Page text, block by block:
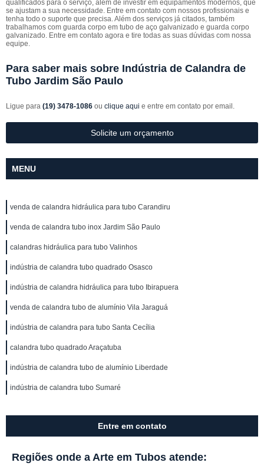
qualificados para o serviço, além de investir em equipamentos modernos, que
se ajustam a sua necessidade. Entre em contato com nossos profissionais e
tenha todo o suporte que precisa. Além dos serviços já citados, também
trabalhamos com guarda corpo em tubo de aço galvanizado e guarda corpo
galvanizado. Entre em contato agora e tire todas as suas dúvidas com nossa
equipe.
Para saber mais sobre Indústria de Calandra de
Tubo Jardim São Paulo
Ligue para (19) 3478-1086 ou clique aqui e entre em contato por email.
Solicite um orçamento
MENU
venda de calandra hidráulica para tubo Carandiru
venda de calandra tubo inox Jardim São Paulo
calandras hidráulica para tubo Valinhos
indústria de calandra tubo quadrado Osasco
indústria de calandra hidráulica para tubo Ibirapuera
venda de calandra tubo de alumínio Vila Jaraguá
indústria de calandra para tubo Santa Cecília
calandra tubo quadrado Araçatuba
indústria de calandra tubo de alumínio Liberdade
indústria de calandra tubo Sumaré
Entre em contato
Regiões onde a Arte em Tubos atende: